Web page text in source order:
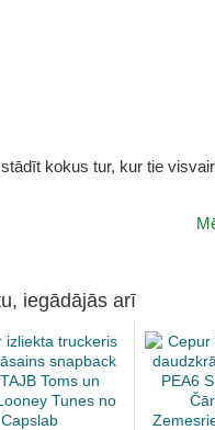
kokus tur, kur tie
iegādājās arī